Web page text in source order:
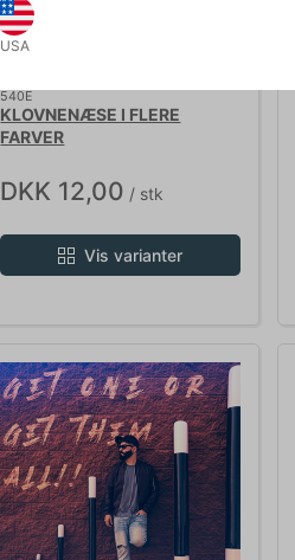
540E
KLOVNENÆSE I FLERE
FARVER
DKK 12,00 / stk
Vis varianter
USA